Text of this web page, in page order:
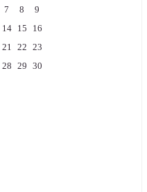
7 8
9
14 15
16
21 22 23
28 29 30